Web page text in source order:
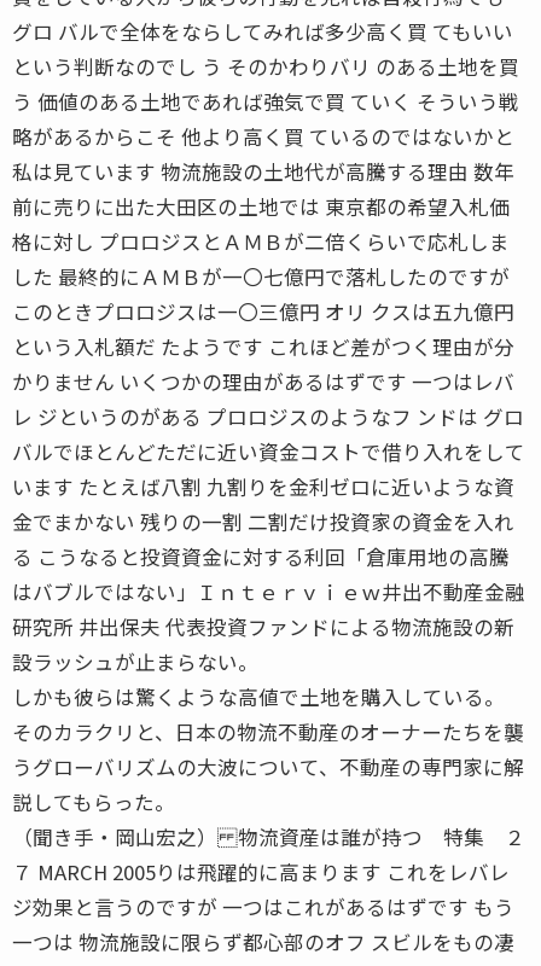
グロ バルで全体をならしてみれば多少高く買 てもいい
という判断なのでし う そのかわりバリ のある土地を買
う 価値のある土地であれば強気で買 ていく そういう戦
略があるからこそ 他より高く買 ているのではないかと
私は見ています 物流施設の土地代が高騰する理由 数年
前に売りに出た大田区の土地では 東京都の希望入札価
格に対し プロロジスとＡＭＢが二倍くらいで応札しま
した 最終的にＡＭＢが一〇七億円で落札したのですが
このときプロロジスは一〇三億円 オリ クスは五九億円
という入札額だ たようです これほど差がつく理由が分
かりません いくつかの理由があるはずです 一つはレバ
レ ジというのがある プロロジスのようなフ ンドは グロ
バルでほとんどただに近い資金コストで借り入れをして
います たとえば八割 九割りを金利ゼロに近いような資
金でまかない 残りの一割 二割だけ投資家の資金を入れ
る こうなると投資資金に対する利回「倉庫用地の高騰
はバブルではない」Ｉｎｔｅｒｖｉｅｗ井出不動産金融
研究所 井出保夫 代表投資ファンドによる物流施設の新
設ラッシュが止まらない。
しかも彼らは驚くような高値で土地を購入している。
そのカラクリと、日本の物流不動産のオーナーたちを襲
うグローバリズムの大波について、不動産の専門家に解
説してもらった。
（聞き手・岡山宏之） 物流資産は誰が持つ 特集 ２
７ MARCH 2005りは飛躍的に高まります これをレバレ
ジ効果と言うのですが 一つはこれがあるはずです もう
一つは 物流施設に限らず都心部のオフ スビルをもの凄